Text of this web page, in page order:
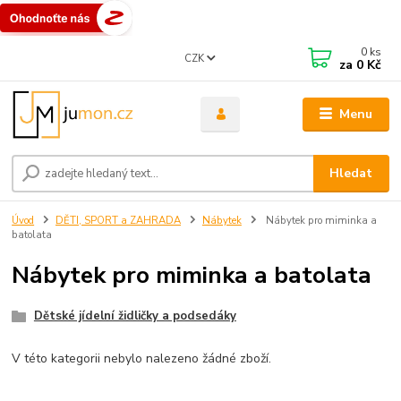
Menu
CZK
Hledat
0 ks
za 0 Kč
Úvod DĚTI, SPORT a ZAHRADA Nábytek
Nábytek pro miminka a
batolata
Nábytek pro miminka a batolata
Dětské jídelní židličky a podsedáky
V této kategorii nebylo nalezeno žádné zboží.